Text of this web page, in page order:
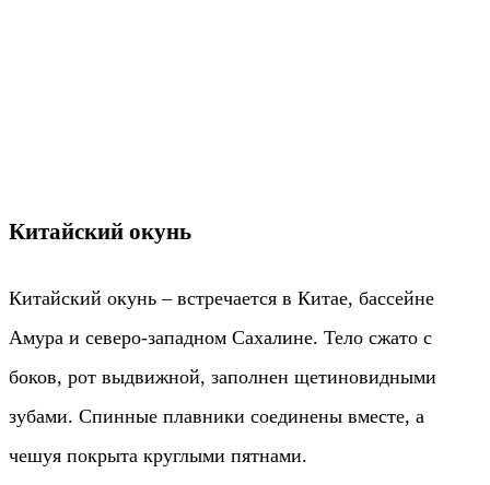
Китайский окунь
Китайский окунь – встречается в Китае, бассейне
Амура и северо-западном Сахалине. Тело сжато с
боков, рот выдвижной, заполнен щетиновидными
зубами. Спинные плавники соединены вместе, а
чешуя покрыта круглыми пятнами.